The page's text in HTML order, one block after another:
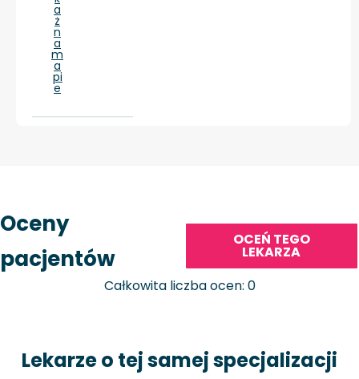
a
ż
n
a
m
a
pi
e
Oceny
pacjentów
OCEŃ TEGO
LEKARZA
Całkowita liczba ocen: 0
Lekarze o tej samej specjalizacji